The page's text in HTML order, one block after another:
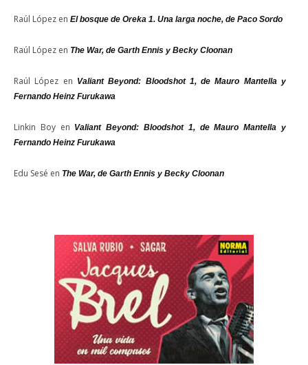
Raúl López en El bosque de Oreka 1. Una larga noche, de Paco Sordo
Raúl López en The War, de Garth Ennis y Becky Cloonan
Raúl López en Valiant Beyond: Bloodshot 1, de Mauro Mantella y
Fernando Heinz Furukawa
Linkin Boyen Valiant Beyond: Bloodshot 1, de Mauro Mantella y
Fernando Heinz Furukawa
Edu Sesé en The War, de Garth Ennis y Becky Cloonan